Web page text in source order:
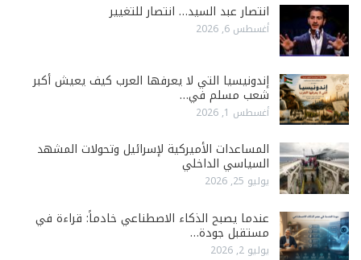
انتصار عبد السيد… انتصار للتغيير
أغسطس 6, 2026
إندونيسيا التي لا يعرفها العرب كيف يعيش أكبر
شعب مسلم في…
أغسطس 1, 2026
المساعدات الأميركية لإسرائيل وتحولات المشهد
السياسي الداخلي
يوليو 25, 2026
عندما يصبح الذكاء الاصطناعي خادماً: قراءة في
مستقبل جودة…
يوليو 2, 2026